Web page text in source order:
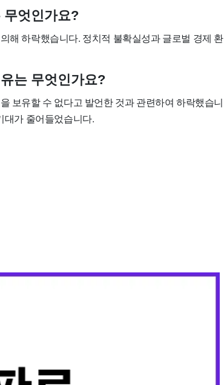
무엇인가요?
해 하락했습니다. 정치적 불확실성과 글로벌 경제 환
는 무엇인가요?
보유할 수 없다고 발언한 것과 관련하여 하락했습니
대가 줄어들었습니다.